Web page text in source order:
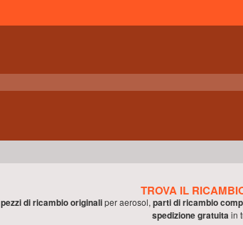
TROVA IL
pezzi di ricambio originaliperaerosol, parti di ricambio
spedizione gratuita in